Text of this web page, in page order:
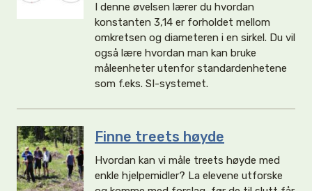
I denne øvelsen lærer du hvordan
konstanten 3,14 er forholdet mellom
omkretsen og diameteren i en sirkel. Du vil
også lære hvordan man kan bruke
måleenheter utenfor standardenhetene
som f.eks. SI-systemet.
Finne treets høyde
Hvordan kan vi måle treets høyde med
enkle hjelpemidler? La elevene utforske